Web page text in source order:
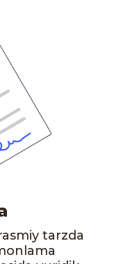
tarzda